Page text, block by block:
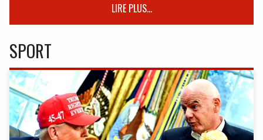
LIRE PLUS...
SPORT